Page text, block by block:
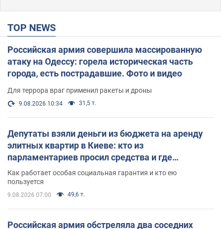
TOP NEWS
Российская армия совершила массированную
атаку на Одессу: горела историческая часть
города, есть пострадавшие. Фото и видео
Для террора враг применил ракеты и дроны
9.08.2026 10:34 31,5 т.
Депутаты взяли деньги из бюджета на аренду
элитных квартир в Киеве: кто из
парламентариев просил средства и где
поселился
Как работает особая социальная гарантия и кто ею
пользуется
9.08.2026 07:00 49,6 т.
Российская армия обстреляла два соседних